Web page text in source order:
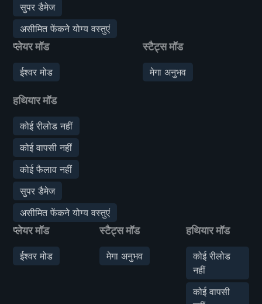
सुपर डैमेज
असीमित फेंकने योग्य वस्तुएं
प्लेयर मॉड
ईश्वर मोड
हथियार मॉड
कोई रीलोड नहीं
कोई वापसी नहीं
कोई फैलाव नहीं
सुपर डैमेज
असीमित फेंकने योग्य वस्तुएं
स्टैट्स मॉड
मेगा अनुभव
प्लेयर मॉड
ईश्वर मोड
स्टैट्स मॉड
मेगा अनुभव
हथियार मॉड
कोई रीलोड
नहीं
कोई वापसी